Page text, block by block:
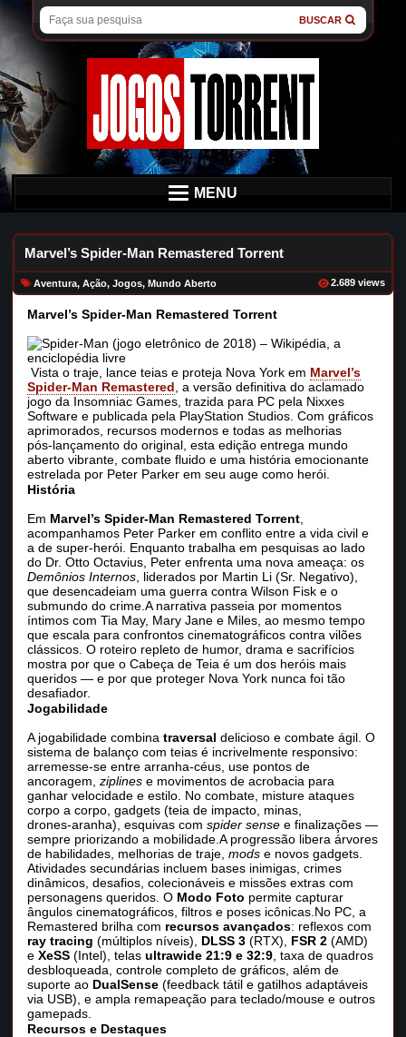
BUSCAR
MENU
Marvel’s Spider-Man Remastered Torrent
Aventura,Ação,Jogos,Mundo Aberto 2.689 views
Marvel’s Spider-Man Remastered Torrent
Vista o traje, lance teias e proteja Nova York em Marvel’s
Spider-Man Remastered , a versão definitiva do aclamado
jogo da Insomniac Games, trazida para PC pela Nixxes
Software e publicada pela PlayStation Studios. Com gráficos
aprimorados, recursos modernos e todas as melhorias
pós‑lançamento do original, esta edição entrega mundo
aberto vibrante, combate fluido e uma história emocionante
estrelada por Peter Parker em seu auge como herói.
História
Em Marvel’s Spider-Man Remastered Torrent
acompanhamos Peter Parker em conflito entre a vida civil e
a de super‑herói. Enquanto trabalha em pesquisas ao lado
do Dr. Otto Octavius, Peter enfrenta uma nova ameaça: os
Demônios Internos , liderados por Martin Li (Sr. Negativo),
que desencadeiam uma guerra contra Wilson Fisk e o
submundo do crime.A narrativa passeia por momentos
íntimos com Tia May, Mary Jane e Miles, ao mesmo tempo
que escala para confrontos cinematográficos contra vilões
clássicos. O roteiro repleto de humor, drama e sacrifícios
mostra por que o Cabeça de Teia é um dos heróis mais
queridos — e por que proteger Nova York nunca foi tão
desafiador.
Jogabilidade
A jogabilidade combinatraversal delicioso e combate ágil. O
sistema de balanço com teias é incrivelmente responsivo:
arremesse‑se entre arranha‑céus, use pontos de
ancoragem,ziplines e movimentos de acrobacia para
ganhar velocidade e estilo. No combate, misture ataques
corpo a corpo, gadgets (teia de impacto, minas,
drones‑aranha), esquivas comspider sense e finalizações —
sempre priorizando a mobilidade.A progressão libera árvores
de habilidades, melhorias de traje,mods e novos gadgets.
Atividades secundárias incluem bases inimigas, crimes
dinâmicos, desafios, colecionáveis e missões extras com
personagens queridos. O Modo Foto permite capturar
ângulos cinematográficos, filtros e poses icônicas.No PC, a
Remastered brilha com recursos avançados: reflexos com
ray tracing (múltiplos níveis), DLSS 3 (RTX), FSR 2 (AMD)
eXeSS (Intel), telasultrawide 21:9 e 32:9 , taxa de quadros
desbloqueada, controle completo de gráficos, além de
suporte ao DualSense (feedback tátil e gatilhos adaptáveis
via USB), e ampla remapeação para teclado/mouse e outros
gamepads.
Recursos e Destaques